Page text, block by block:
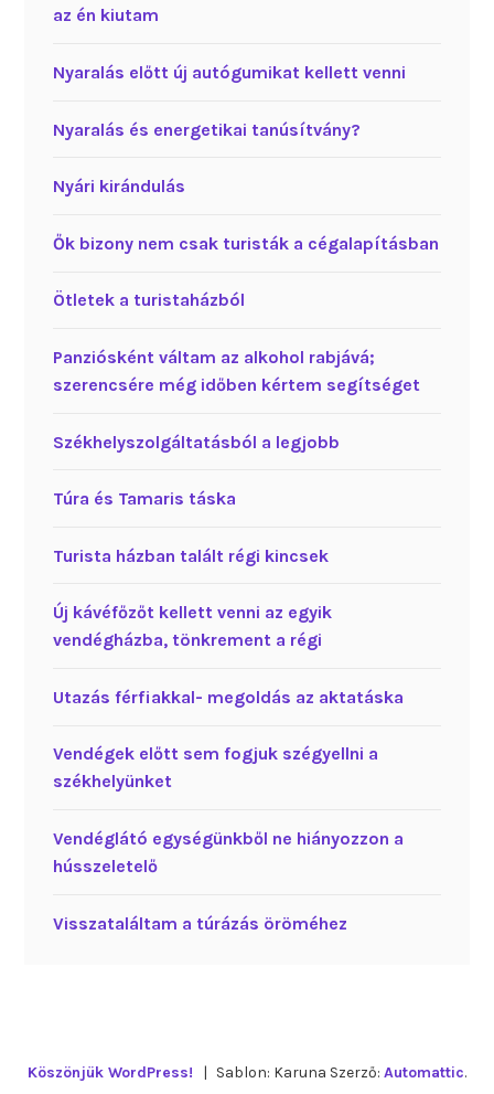
az én kiutam
Nyaralás előtt új autógumikat kellett venni
Nyaralás és energetikai tanúsítvány?
Nyári kirándulás
Ők bizony nem csak turisták a cégalapításban
Ötletek a turistaházból
Panziósként váltam az alkohol rabjává;
szerencsére még időben kértem segítséget
Székhelyszolgáltatásból a legjobb
Túra és Tamaris táska
Turista házban talált régi kincsek
Új kávéfőzőt kellett venni az egyik
vendégházba, tönkrement a régi
Utazás férfiakkal- megoldás az aktatáska
Vendégek előtt sem fogjuk szégyellni a
székhelyünket
Vendéglátó egységünkből ne hiányozzon a
hússzeletelő
Visszataláltam a túrázás öröméhez
Köszönjük WordPress! | Sablon: Karuna Szerző:Automattic.